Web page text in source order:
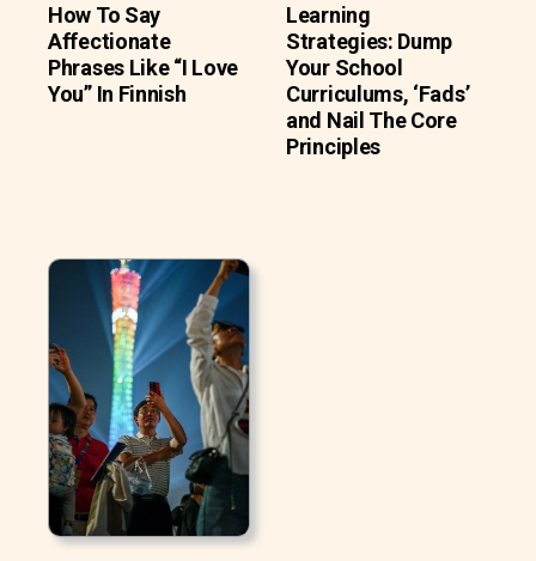
How To Say
Affectionate
Phrases Like “I Love
You” In Finnish
Learning
Strategies: Dump
Your School
Curriculums, ‘Fads’
and Nail The Core
Principles